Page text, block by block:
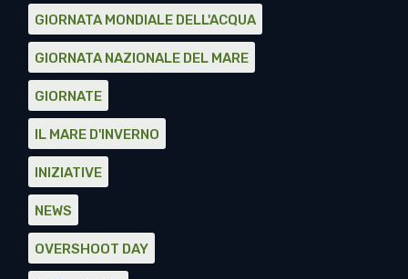
GIORNATA MONDIALE DELL'ACQUA
GIORNATA NAZIONALE DEL MARE
GIORNATE
IL MARE D'INVERNO
INIZIATIVE
NEWS
OVERSHOOT DAY